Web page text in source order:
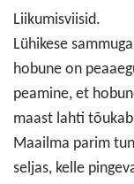
Liikumisviisid.
Lühikese
hobune on
peamine, et
maast lahti
Maailma parim
seljas, kelle